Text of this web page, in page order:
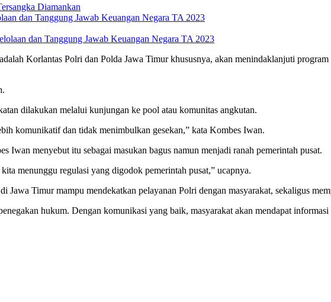
dan Tanggung Jawab Keuangan Negara TA 2023
Korlantas Polri dan Polda Jawa Timur khususnya, akan menindaklanjuti
dilakukan melalui kunjungan ke pool atau komunitas angkutan.
komunikatif dan tidak menimbulkan gesekan,” kata Kombes Iwan.
Iwan menyebut itu sebagai masukan bagus namun menjadi ranah pemerintah pusat.
menunggu regulasi yang digodok pemerintah pusat,” ucapnya.
Timur mampu mendekatkan pelayanan Polri dengan masyarakat, sekaligus
hukum. Dengan komunikasi yang baik, masyarakat akan mendapat